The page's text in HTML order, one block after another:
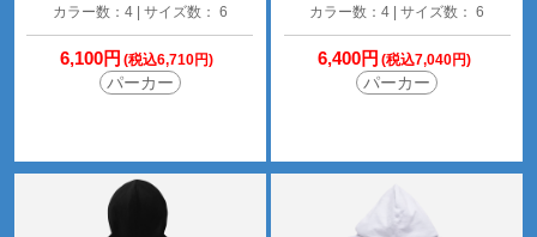
カラー数：4 | サイズ数： 6
6,100円 (税込6,710円)
パーカー
カラー数：4 | サイズ数： 6
6,400円 (税込7,040円)
パーカー